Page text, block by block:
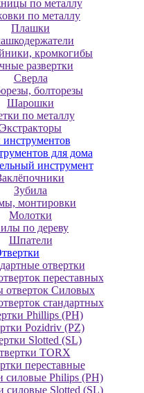
по металлу
по металлу
Плашки
кромкогибы
развертки
Сверла
болторезы
Шарошки
по металлу
Экcтpaктopы
для дома
инструмент
Зубила
монтировки
Молотки
по дереву
Шпатели
отвертки
переставных
отверток Силовых
стандартных
Phillips (PH)
Pozidriv (PZ)
Slotted (SL)
TORX
переставные
силовые Philips (PH)
силовые Slotted (SL)